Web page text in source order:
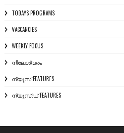
TODAYS PROGRAMS
VACCANCIES
WEEKLY FOCUS
നീലേശ്വരം
ന്യൂസ് FEATURES
ന്യൂസ്ഡ് FEATURES